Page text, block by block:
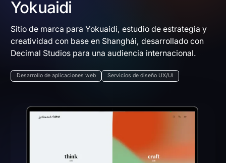
Blog
Contáctanos
Yokuaidi
Sitio de marca para Yokuaidi, estudio de estrategia y
creatividad con base en Shanghái, desarrollado con
Decimal Studios para una audiencia internacional.
Desarrollo de aplicaciones web Servicios de diseño UX/UI